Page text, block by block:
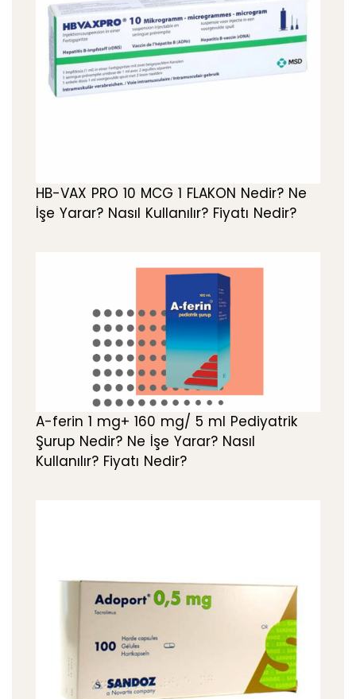
HB-VAX PRO 10 MCG 1 FLAKON Nedir? Ne
İşe Yarar? Nasıl Kullanılır? Fiyatı Nedir?
A-ferin 1 mg+ 160 mg/ 5 ml Pediyatrik
Şurup Nedir? Ne İşe Yarar? Nasıl
Kullanılır? Fiyatı Nedir?